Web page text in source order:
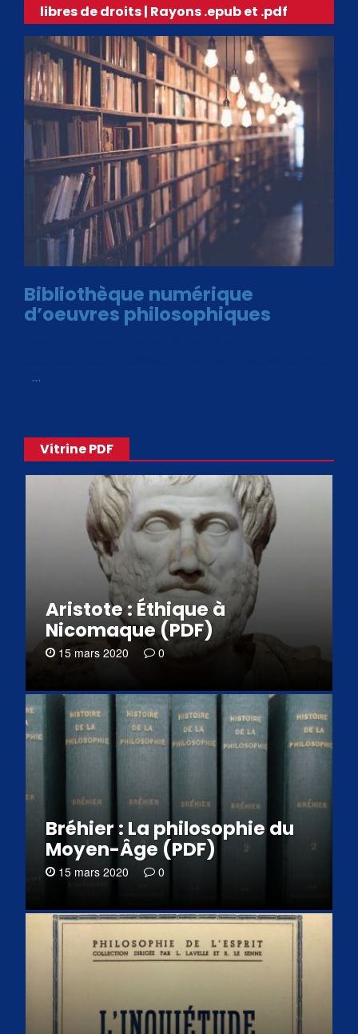
libres de droits | Rayons .epub et .pdf
Bibliothèque numérique
d’oeuvres philosophiques
…
Vitrine PDF
Aristote : Éthique à
Nicomaque (PDF)
15 mars 2020 0
Bréhier : La philosophie du
Moyen-Âge (PDF)
15 mars 2020 0